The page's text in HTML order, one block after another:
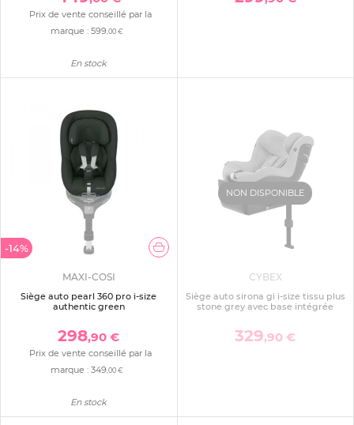
Prix de vente conseillé par la
marque :599,00 €
En stock
-14%
MAXI-COSI
Siège auto pearl 360 pro i-size
authentic green
298,90 €
Prix de vente conseillé par la
marque :349,00 €
En stock
NON DISPONIBLE
CYBEX
Siège auto sirona gi i-size tissu plus
stone grey avec base intégrée
329,90 €